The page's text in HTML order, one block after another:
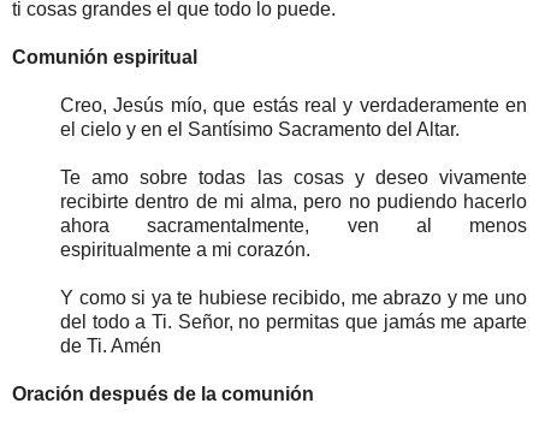
ti cosas grandes el que todo lo puede.
Comunión espiritual
Creo, Jesús mío, que estás real y verdaderamente en
el cielo y en el Santísimo Sacramento del Altar.
Te amo sobre todas las cosas y deseo vivamente
recibirte dentro de mi alma, pero no pudiendo hacerlo
ahora sacramentalmente, ven al menos
espiritualmente a mi corazón.
Y como si ya te hubiese recibido, me abrazo y me uno
del todo a Ti. Señor, no permitas que jamás me aparte
de Ti. Amén
Oración después de la comunión